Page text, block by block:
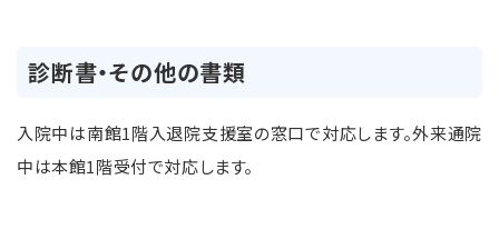
診断書・その他の書類
入院中は南館1階入退院支援室の窓口で対応します。外来通院
中は本館1階受付で対応します。